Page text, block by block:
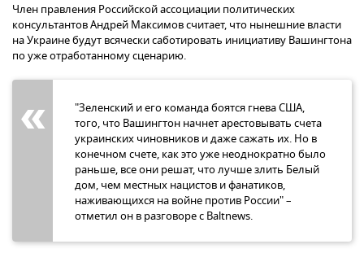
Член правления Российской ассоциации политических
консультантов Андрей Максимов считает, что нынешние власти
на Украине будут всячески саботировать инициативу Вашингтона
по уже отработанному сценарию.
"Зеленский и его команда боятся гнева США,
того, что Вашингтон начнет арестовывать счета
украинских чиновников и даже сажать их. Но в
конечном счете, как это уже неоднократно было
раньше, все они решат, что лучше злить Белый
дом, чем местных нацистов и фанатиков,
наживающихся на войне против России" –
отметил он в разговоре с Baltnews.